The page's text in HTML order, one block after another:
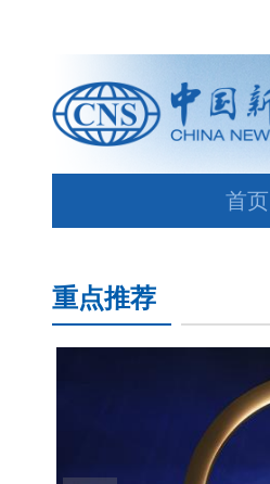
首页
重点推荐